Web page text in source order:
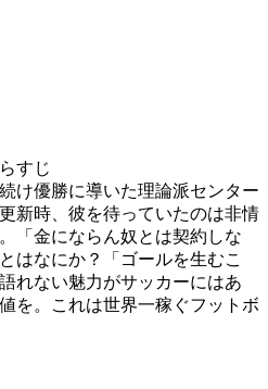
すじ
け優勝に導いた理論派センター
新時、彼を待っていたのは非情
「金にならん奴とは契約しな
はなにか？「ゴールを生むこ
れない魅力がサッカーにはあ
を。これは世界一稼ぐフットボ